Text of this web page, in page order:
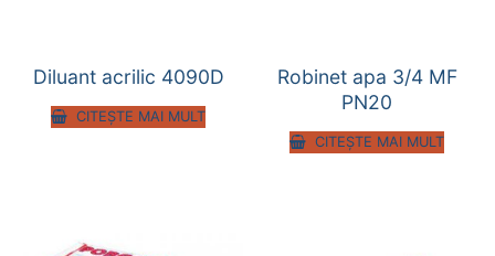
Diluant acrilic 4090D
CITEȘTE MAI MULT
Robinet apa 3/4 MF
PN20
CITEȘTE MAI MULT